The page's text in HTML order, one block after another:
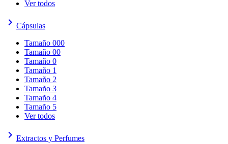
Ver todos
keyboard_arrow_right Cápsulas
Tamaño 000
Tamaño 00
Tamaño 0
Tamaño 1
Tamaño 2
Tamaño 3
Tamaño 4
Tamaño 5
Ver todos
keyboard_arrow_right Extractos y Perfumes